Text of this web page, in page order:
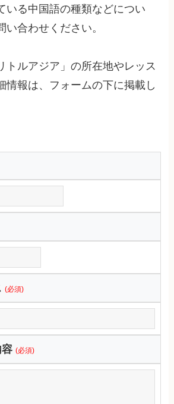
いる中国語の種類などについ
い合わせください。
トルアジア」の所在地やレッス
情報は、フォームの下に掲載し
(必須)
(必須)